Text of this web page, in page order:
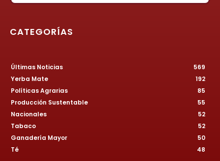
CATEGORÍAS
Últimas Noticias
569
Yerba Mate
192
Políticas Agrarias
85
Producción Sustentable
55
Nacionales
52
Tabaco
52
Ganadería Mayor
50
Té
48